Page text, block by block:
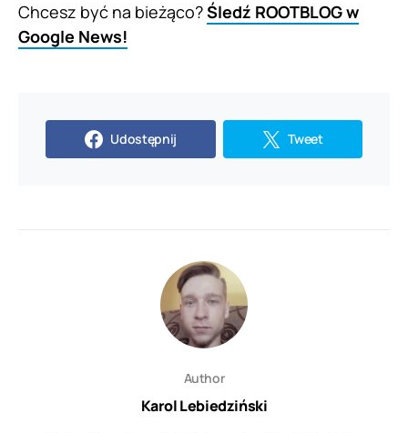
Chcesz być na bieżąco?Śledź ROOTBLOG w
Google News!
Udostępnij Tweet
Author
Karol Lebiedziński